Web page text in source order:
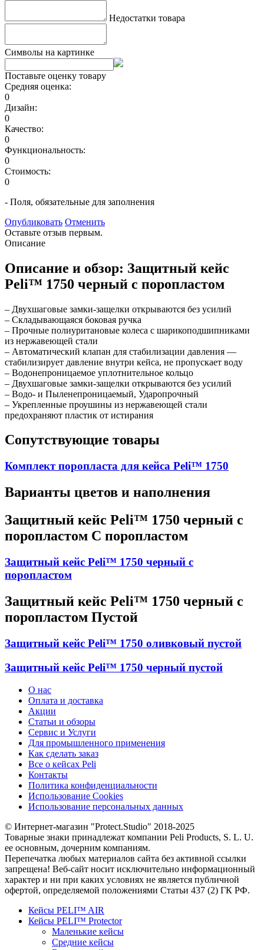
Недостатки товара
Символы на картинке
Поставьте оценку товару
Средняя оценка:
0
Дизайн:
0
Качество:
0
Функциональность:
0
Стоимость:
0
- Поля, обязательные для заполнения
Опубликовать Отменить
Оставьте отзыв первым.
Описание
Описание и обзор: Защитный кейс
Peli™ 1750 черный с поропластом
– Двухшаговые замки-защелки открываются без усилий
– Складывающаяся боковая ручка
– Прочные полиуритановые колеса с шарикоподшипниками
из нержавеющей стали
– Автоматический клапан для стабилизации давления —
стабилизирует давление внутри кейса, не пропускает воду
– Водонепроницаемое уплотнительное кольцо
– Двухшаговые замки-защелки открываются без усилий
– Водо- и Пыленепроницаемый, Ударопрочный
– Укрепленные проушины из нержавеющей стали
предохраняют пластик от истирания
Сопутствующие товары
Комплект поропласта для кейса Peli™ 1750
Варианты цветов и наполнения
Защитный кейс Peli™ 1750 черный с
поропластом С поропластом
Защитный кейс Peli™ 1750 черный с
поропластом
Защитный кейс Peli™ 1750 черный с
поропластом Пустой
Защитный кейс Peli™ 1750 оливковый пустой
Защитный кейс Peli™ 1750 черный пустой
О нас
Оплата и доставка
Акции
Статьи и обзоры
Сервис и Услуги
Для промышленного применения
Как сделать заказ
Все о кейсах Peli
Контакты
Политика конфиденциальности
Использование Cookies
Использование персональных данных
© Интернет-магазин "Protect.Studio" 2018-2025
Товарные знаки принадлежат компании Peli Products, S. L. U.
ее основным, дочерним компаниям.
Перепечатка любых материалов сайта без активной ссылки
запрещена! Веб-сайт носит исключительно информационный
характер и ни при каких условиях не является публичной
офертой, определяемой положениями Статьи 437 (2) ГК РФ.
Кейсы PELI™ AIR
Кейсы PELI™ Protector
Маленькие кейсы
Средние кейсы